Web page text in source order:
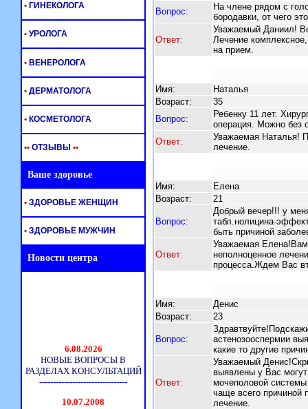
Вопрос:
На члене рядом с
бородавки, от чего
Ответ:
Уважаемый Даниил!
Лечение
на прием.
Имя:
Наталья
Возраст:
35
Вопрос:
Ребенку 11 лет.
операция. Можно без
Ответ:
Уважаемая Наталья!
лечение.
Имя:
Елена
Возраст:
21
Вопрос:
Добрый вечер!!! у
табл.нолицина-
быть причиной
Ответ:
Уважаемая Елена!Вам
неполноценное
процесса.Ждем Вас
Имя:
Денис
Возраст:
23
Вопрос:
астенозооспермии
какие то другие
Ответ:
Уважаемый
выявлены у Вас
мочеполовой
чаще всего причиной
лечение.
• ГИНЕКОЛОГА
• УРОЛОГА
• ВЕНЕРОЛОГА
• ДЕРМАТОЛОГА
• КОСМЕТОЛОГА
•• ОТЗЫВЫ ••
Ваше здоровье
• ЗДОРОВЬЕ ЖЕНЩИН
• ЗДОРОВЬЕ МУЖЧИН
Новости центра